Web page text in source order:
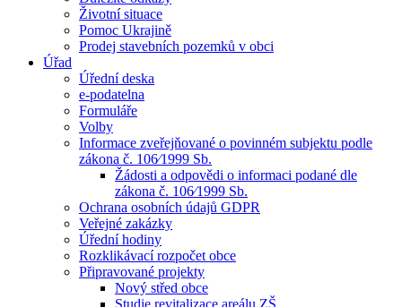
Životní situace
Pomoc Ukrajině
Prodej stavebních pozemků v obci
Úřad
Úřední deska
e-podatelna
Formuláře
Volby
Informace zveřejňované o povinném subjektu podle
zákona č. 106⁄1999 Sb.
Žádosti a odpovědi o informaci podané dle
zákona č. 106⁄1999 Sb.
Ochrana osobních údajů GDPR
Veřejné zakázky
Úřední hodiny
Rozklikávací rozpočet obce
Připravované projekty
Nový střed obce
Studie revitalizace areálu ZŠ